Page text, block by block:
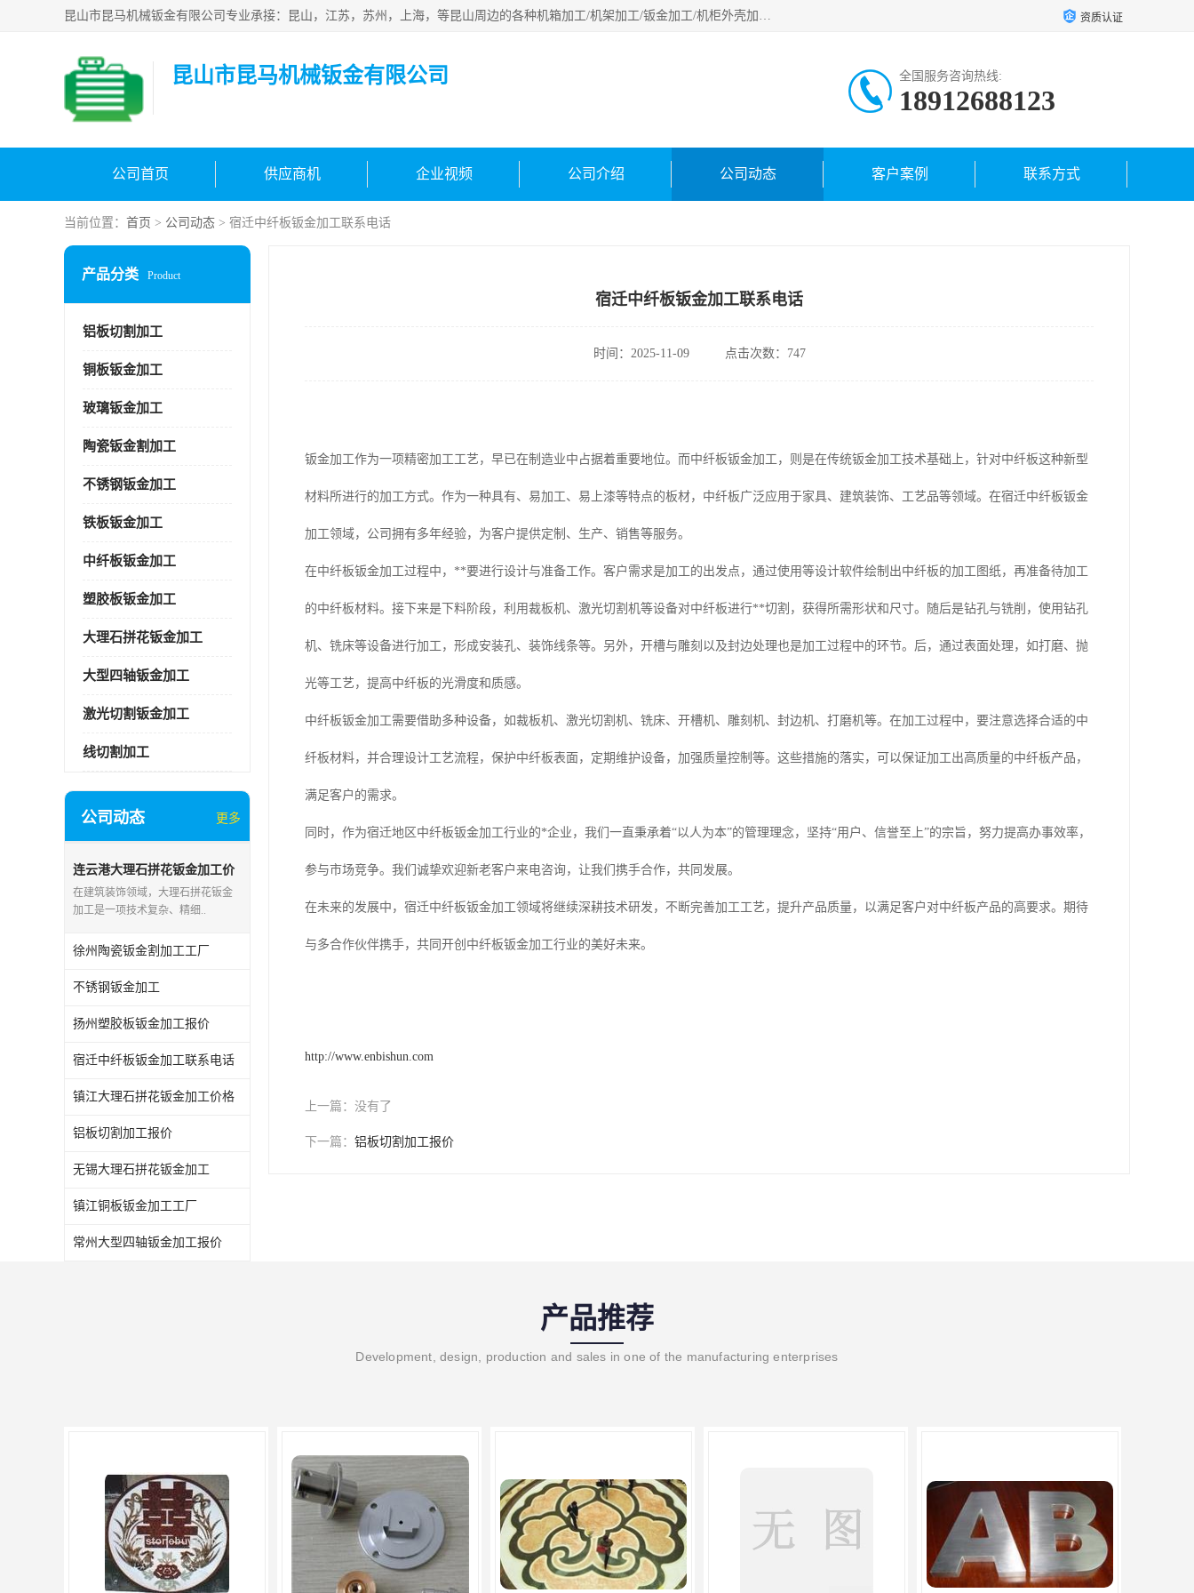
昆山市昆马机械钣金有限公司专业承接：昆山，江苏，苏州，上海，等昆山周边的各种机箱加工/机架加工/钣金加工/机柜外壳加工。多年来，我厂遵循“以人为本”的管理理念，本着“用户第一、信誉至上”的宗旨和“求实、务实，提高办事效率，参与市场竞争”的精神。欢迎新老客户来电咨询！ 资质认证
昆山市昆马机械钣金有限公司 全国服务咨询热线:
18912688123
公司首页 供应商机 企业视频 公司介绍 公司动态 客户案例 联系方式
当前位置： 首页 > 公司动态 > 宿迁中纤板钣金加工联系电话
产品分类 Product
铝板切割加工
铜板钣金加工
玻璃钣金加工
陶瓷钣金割加工
不锈钢钣金加工
铁板钣金加工
中纤板钣金加工
塑胶板钣金加工
大理石拼花钣金加工
大型四轴钣金加工
激光切割钣金加工
线切割加工
公司动态 更多
连云港大理石拼花钣金加工价
格
在建筑装饰领域，大理石拼花钣金
加工是一项技术复杂、精细..
徐州陶瓷钣金割加工工厂
不锈钢钣金加工
扬州塑胶板钣金加工报价
宿迁中纤板钣金加工联系电话
镇江大理石拼花钣金加工价格
铝板切割加工报价
无锡大理石拼花钣金加工
镇江铜板钣金加工工厂
常州大型四轴钣金加工报价
宿迁中纤板钣金加工联系电话
时间：2025-11-09 点击次数：747
钣金加工作为一项精密加工工艺，早已在制造业中占据着重要地位。而中纤板钣金加工，则是在传统钣金加工技术基础上，针对中纤板这种新型
材料所进行的加工方式。作为一种具有、易加工、易上漆等特点的板材，中纤板广泛应用于家具、建筑装饰、工艺品等领域。在宿迁中纤板钣金
加工领域，公司拥有多年经验，为客户提供定制、生产、销售等服务。
在中纤板钣金加工过程中，**要进行设计与准备工作。客户需求是加工的出发点，通过使用等设计软件绘制出中纤板的加工图纸，再准备待加工
的中纤板材料。接下来是下料阶段，利用裁板机、激光切割机等设备对中纤板进行**切割，获得所需形状和尺寸。随后是钻孔与铣削，使用钻孔
机、铣床等设备进行加工，形成安装孔、装饰线条等。另外，开槽与雕刻以及封边处理也是加工过程中的环节。后，通过表面处理，如打磨、抛
光等工艺，提高中纤板的光滑度和质感。
中纤板钣金加工需要借助多种设备，如裁板机、激光切割机、铣床、开槽机、雕刻机、封边机、打磨机等。在加工过程中，要注意选择合适的中
纤板材料，并合理设计工艺流程，保护中纤板表面，定期维护设备，加强质量控制等。这些措施的落实，可以保证加工出高质量的中纤板产品，
满足客户的需求。
同时，作为宿迁地区中纤板钣金加工行业的*企业，我们一直秉承着“以人为本”的管理理念，坚持“用户、信誉至上”的宗旨，努力提高办事效率，
参与市场竞争。我们诚挚欢迎新老客户来电咨询，让我们携手合作，共同发展。
在未来的发展中，宿迁中纤板钣金加工领域将继续深耕技术研发，不断完善加工工艺，提升产品质量，以满足客户对中纤板产品的高要求。期待
与多合作伙伴携手，共同开创中纤板钣金加工行业的美好未来。
http://www.enbishun.com
上一篇： 没有了
下一篇： 铝板切割加工报价
产品推荐
Development, design, production and sales in one of the manufacturing enterprises